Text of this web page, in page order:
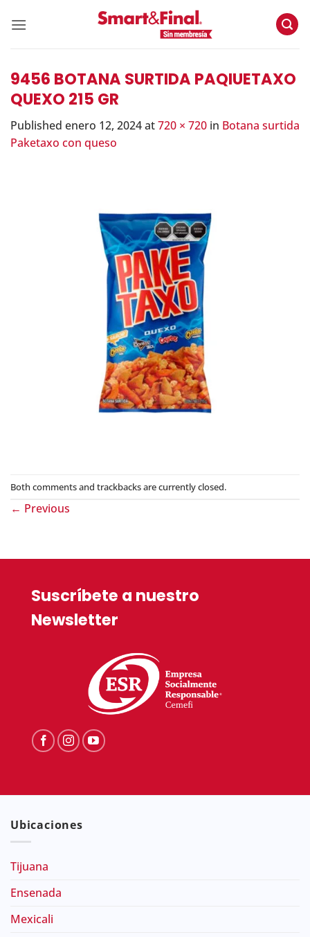
9456 BOTANA SURTIDA PAQIUETAXO
QUEXO 215 GR
Published enero 12, 2024at720 × 720 in Botana surtida
Paketaxo con queso
Both comments and trackbacks are currently closed.
← Previous
Suscríbete a nuestro
Newsletter
Ubicaciones
Tijuana
Ensenada
Mexicali